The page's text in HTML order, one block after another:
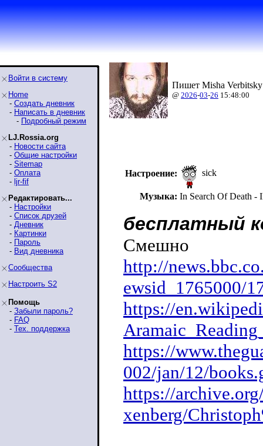
Войти в систему
Home
- Создать дневник
- Написать в дневник
- Подробный режим
LJ.Rossia.org
- Новости сайта
- Общие настройки
- Sitemap
- Оплата
- ljr-fif
Редактировать...
- Настройки
- Список друзей
- Дневник
- Картинки
- Пароль
- Вид дневника
Сообщества
Настроить S2
Помощь
- Забыли пароль?
- FAQ
- Тех. поддержка
Пишет Misha
@ 2026-03-26 15:48:00
Настроение: sick
Музыка: In Search Of Death
бесплатный
Смешно
http://
ewsid_1765000/
https://
https://
002/jan/12/
https://
xenberg/